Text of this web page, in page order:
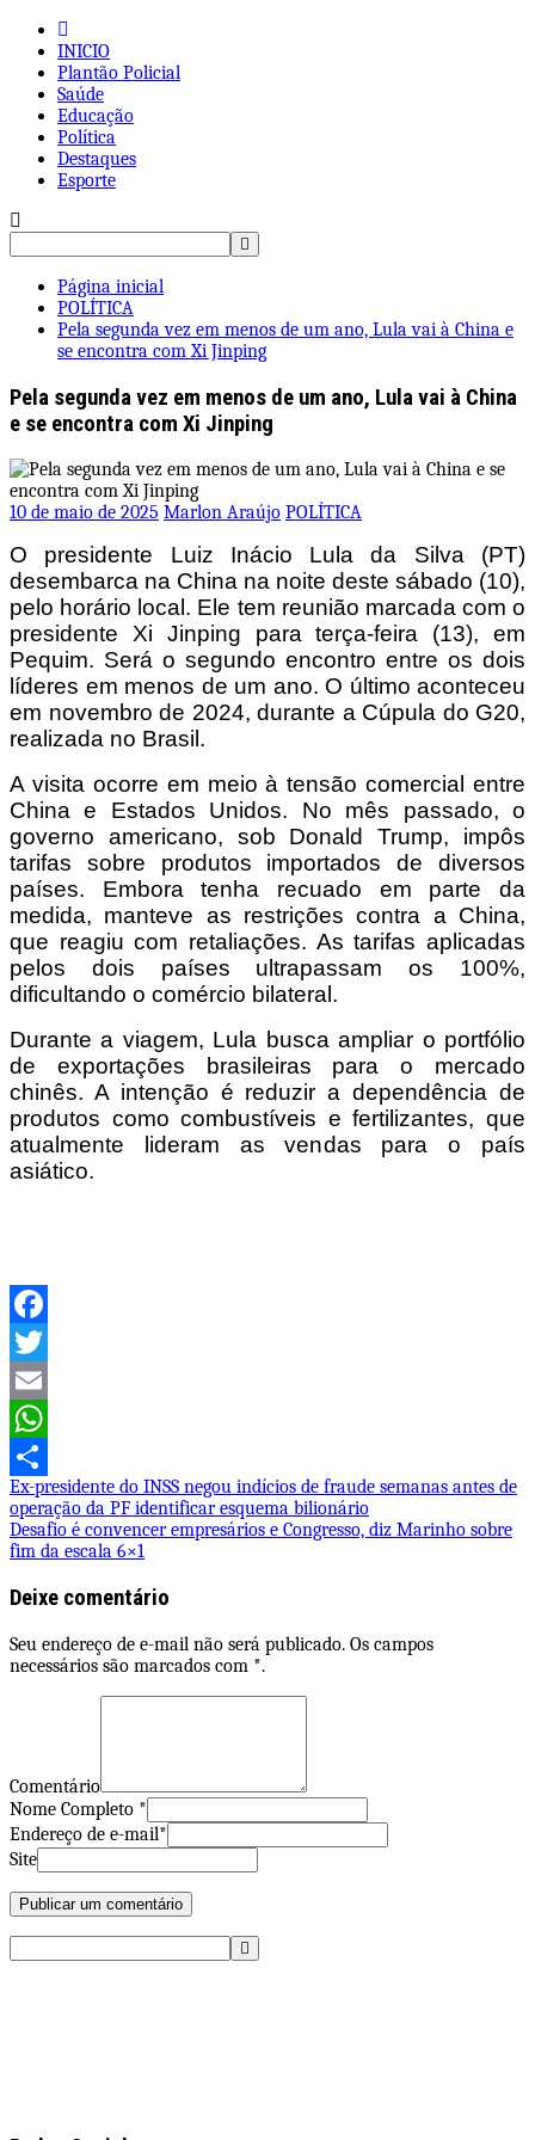
Pular
para
conteúdo
INICIO
Plantão Policial
Saúde
Educação
Política
Destaques
Esporte
por:
Página inicial
POLÍTICA
Pela segunda vez em menos de um ano, Lula vai à China e
se encontra com Xi Jinping
Pela segunda vez em menos de um ano, Lula vai à China
e se encontra com Xi Jinping
10 de maio de 2025 Marlon Araújo POLÍTICA
O presidente Luiz Inácio Lula da Silva (PT)
desembarca na China na noite deste sábado (10),
pelo horário local. Ele tem reunião marcada com o
presidente Xi Jinping para terça-feira (13), em
Pequim. Será o segundo encontro entre os dois
líderes em menos de um ano. O último aconteceu
em novembro de 2024, durante a Cúpula do G20,
realizada no Brasil.
A visita ocorre em meio à tensão comercial entre
China e Estados Unidos. No mês passado, o
governo americano, sob Donald Trump, impôs
tarifas sobre produtos importados de diversos
países. Embora tenha recuado em parte da
medida, manteve as restrições contra a China,
que reagiu com retaliações. As tarifas aplicadas
pelos dois países ultrapassam os 100%,
dificultando o comércio bilateral.
Durante a viagem, Lula busca ampliar o portfólio
de exportações brasileiras para o mercado
chinês. A intenção é reduzir a dependência de
produtos como combustíveis e fertilizantes, que
atualmente lideram as vendas para o país
asiático.
Facebook
Twitter
Email
WhatsApp
Share
Navegação
de
Post
Ex-presidente do INSS negou indícios de fraude semanas antes de
operação da PF identificar esquema bilionário
Desafio é convencer empresários e Congresso, diz Marinho sobre
fim da escala 6×1
Deixe comentário
Seu endereço de e-mail não será publicado. Os campos
necessários são marcados com *.
Comentário
Nome Completo *
Endereço de e-mail*
Site
por: